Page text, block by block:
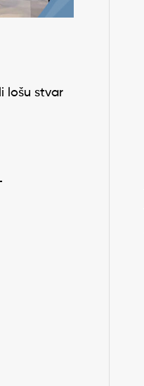
lošu stvar